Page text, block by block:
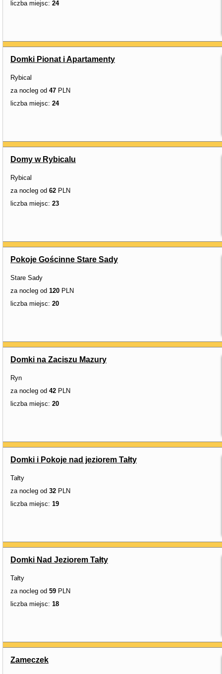
liczba miejsc: 24
Domki Pionat i Apartamenty
Rybical
za nocleg od 47 PLN
liczba miejsc: 24
Domy w Rybicalu
Rybical
za nocleg od 62 PLN
liczba miejsc: 23
Pokoje Gościnne Stare Sady
Stare Sady
za nocleg od 120 PLN
liczba miejsc: 20
Domki na Zaciszu Mazury
Ryn
za nocleg od 42 PLN
liczba miejsc: 20
Domki i Pokoje nad jeziorem Tałty
Tałty
za nocleg od 32 PLN
liczba miejsc: 19
Domki Nad Jeziorem Tałty
Tałty
za nocleg od 59 PLN
liczba miejsc: 18
Zameczek